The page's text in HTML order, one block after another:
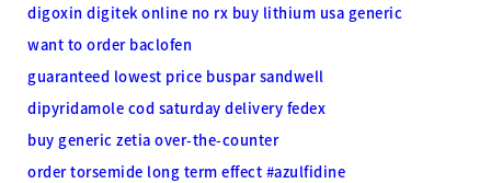
digoxin digitek online no rx buy lithium usa generic
want to order baclofen
guaranteed lowest price buspar sandwell
dipyridamole cod saturday delivery fedex
buy generic zetia over-the-counter
order torsemide long term effect #azulfidine